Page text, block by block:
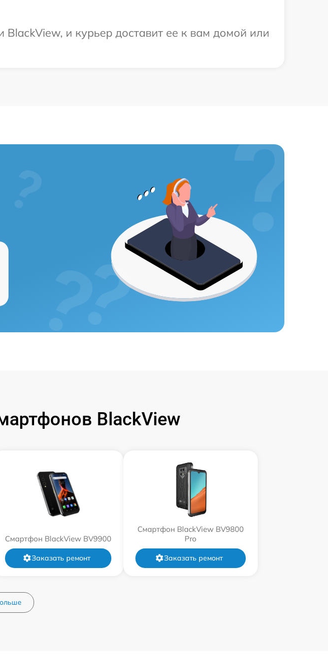
и курьер доставит ее к вам домой или
BlackView
Смартфон BlackView BV9900
Заказать ремонт
Смартфон BlackView BV9800
Pro
Заказать ремонт